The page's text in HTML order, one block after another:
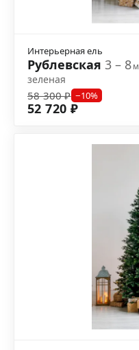
Интерьерная ель
Рублевская 3 – 8м
зеленая
58 300 ₽ −10%
52 720 ₽